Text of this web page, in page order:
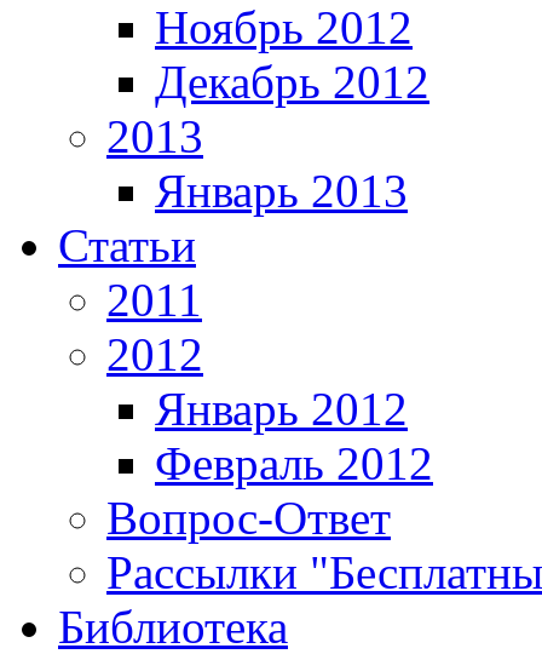
Ноябрь 2012
Декабрь 2012
2013
Январь 2013
Статьи
2011
2012
Январь 2012
Февраль 2012
Вопрос-Ответ
Рассылки
Библиотека